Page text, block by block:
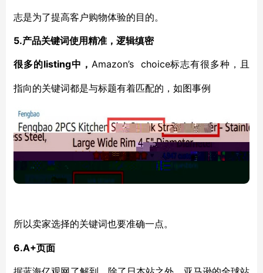
志是为了提高客户购物体验的目的。
5.产品关键词使用精准，逻辑缜密
很多的listing中， Amazon’s choice标志有很多种，且
指向的关键词都是与标题有着匹配的，如图事例
所以卖家选择的关键词也要准确一点。
6.A+页面